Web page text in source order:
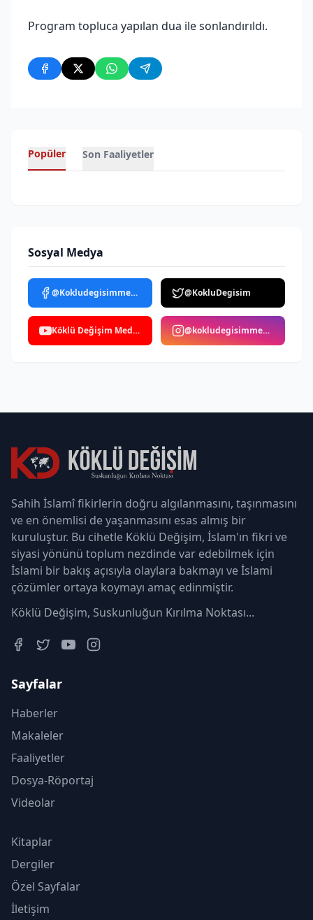
Program topluca yapılan dua ile sonlandırıldı.
Popüler Son Faaliyetler
Sosyal Medya
@Kokludegisimmedya @KokluDegisim
Köklü Değişim Medya @kokludegisimmedya
Sahih İslamî fikirlerin doğru algılanmasını, taşınmasını
ve en önemlisi de yaşanmasını esas almış bir
kuruluştur. Bu cihetle Köklü Değişim, İslam'ın fikri ve
siyasi yönünü toplum nezdinde var edebilmek için
İslami bir bakış açısıyla olaylara bakmayı ve İslami
çözümler ortaya koymayı amaç edinmiştir.
Köklü Değişim, Suskunluğun Kırılma Noktası...
Sayfalar
Haberler
Makaleler
Faaliyetler
Dosya-Röportaj
Videolar
Kitaplar
Dergiler
Özel Sayfalar
İletişim